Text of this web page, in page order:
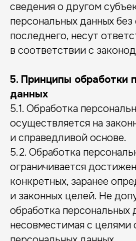
сведения о другом
персональных данных без
последнего, несут
в соответствии с
5. Принципы обработки
данных
5.1. Обработка
осуществляется на
и справедливой основе.
5.2. Обработка
ограничивается
конкретных, заранее
и законных целей. Не
обработка персональных
несовместимая с целями